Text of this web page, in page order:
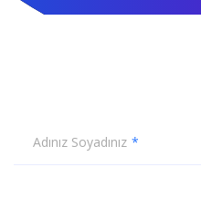
Adınız Soyadınız